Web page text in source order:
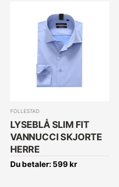
FOLLESTAD
LYSEBLÅ SLIM FIT
VANNUCCI SKJORTE
HERRE
Du betaler: 599kr